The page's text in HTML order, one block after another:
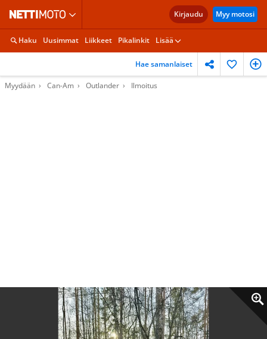
Kirjaudu Myy motosi
Haku Uusimmat Liikkeet Pikalinkit Lisää
Hae samanlaiset
Myydään Can-Am Outlander Ilmoitus